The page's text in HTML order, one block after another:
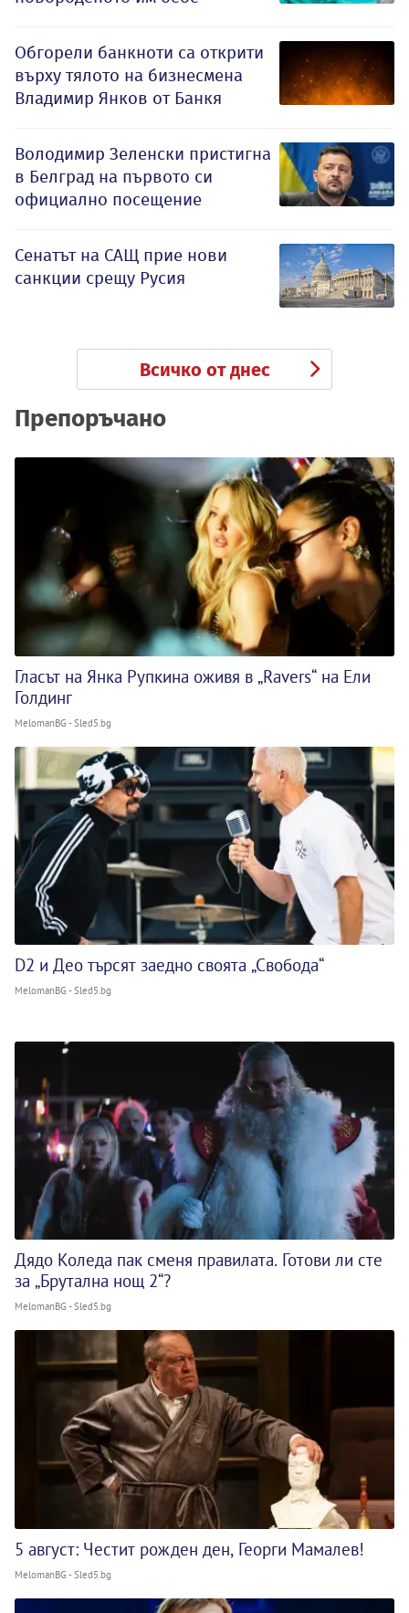
Обгорели банкноти са открити
върху тялото на бизнесмена
Владимир Янков от Банкя
Володимир Зеленски пристигна
в Белград на първото си
официално посещение
Сенатът на САЩ прие нови
санкции срещу Русия
Всичко от днес
Препоръчано
Гласът на Янка Рупкина оживя в „Ravers“ на Ели
Голдинг
MelomanBG - Sled5.bg
D2 и Део търсят заедно своята „Свобода“
MelomanBG - Sled5.bg
Дядо Коледа пак сменя правилата. Готови ли сте
за „Брутална нощ 2“?
MelomanBG - Sled5.bg
5 август: Честит рожден ден, Георги Мамалев!
MelomanBG - Sled5.bg